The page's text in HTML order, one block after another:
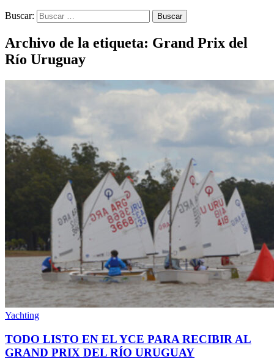
Buscar:
Archivo de la etiqueta: Grand Prix del
Río Uruguay
Yachting
TODO LISTO EN EL YCE PARA RECIBIR AL
GRAND PRIX DEL RÍO URUGUAY